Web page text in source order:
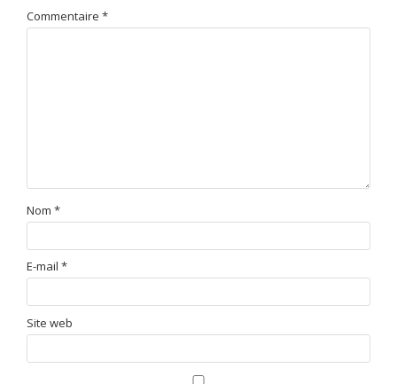
Commentaire *
Nom *
E-mail *
Site web